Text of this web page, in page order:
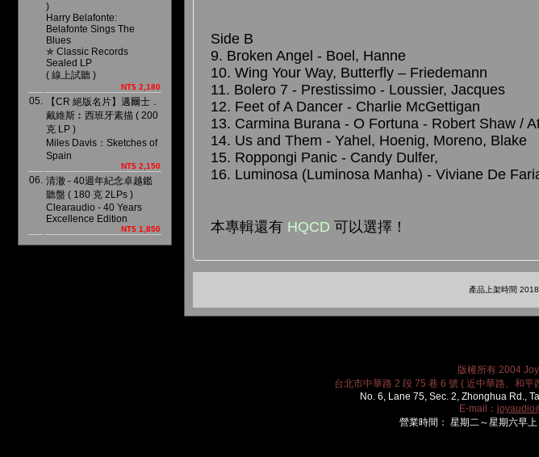
)
Harry Belafonte:
Belafonte Sings The
Blues
✯ Classic Records
Sealed LP
( 線上試聽 )
NT$ 2,180
05.
【CR 絕版名片】邁爾士．
戴維斯︰西班牙素描 ( 200
克 LP )
Miles Davis：Sketches of
Spain
NT$ 2,150
06. 清澈 - 40週年紀念卓越鑑
聽盤 ( 180 克 2LPs )
Clearaudio - 40 Years
Excellence Edition
NT$ 1,850
Side B
9. Broken Angel - Boel, Hanne
10. Wing Your Way, Butterfly – Friedemann
11. Bolero 7 - Prestissimo - Loussier, Jacques
12. Feet of A Dancer - Charlie McGettigan
13. Carmina Burana - O Fortuna - Robert Shaw /
14. Us and Them - Yahel, Hoenig, Moreno, Blake
15. Roppongi Panic - Candy Dulfer,
16. Luminosa (Luminosa Manha) - Viviane De
本專輯還有 HQCD可以選擇！
產品上架時間
版權所有 2004
台北市中華路 2 段 75 巷 6 號 ( 近中華路、和
No. 6, Lane 75, Sec. 2, Zhonghua Rd.,
E-mail：
營業時間： 星期二～星期六早